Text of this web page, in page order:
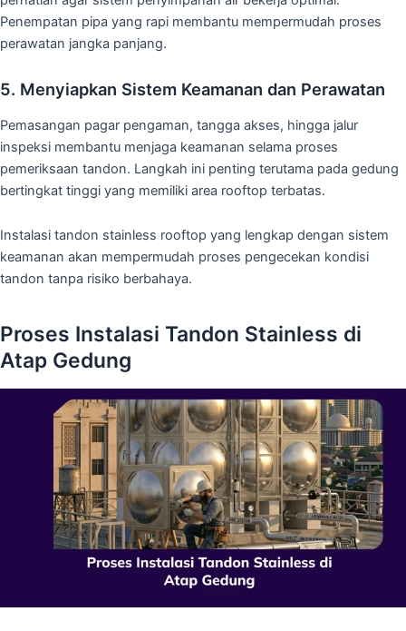
Penempatan pipa yang rapi membantu mempermudah proses
perawatan jangka panjang.
5. Menyiapkan Sistem Keamanan dan Perawatan
Pemasangan pagar pengaman, tangga akses, hingga jalur
inspeksi membantu menjaga keamanan selama proses
pemeriksaan tandon. Langkah ini penting terutama pada gedung
bertingkat tinggi yang memiliki area rooftop terbatas.
Instalasi tandon stainless rooftop yang lengkap dengan sistem
keamanan akan mempermudah proses pengecekan kondisi
tandon tanpa risiko berbahaya.
Proses Instalasi Tandon Stainless di
Atap Gedung